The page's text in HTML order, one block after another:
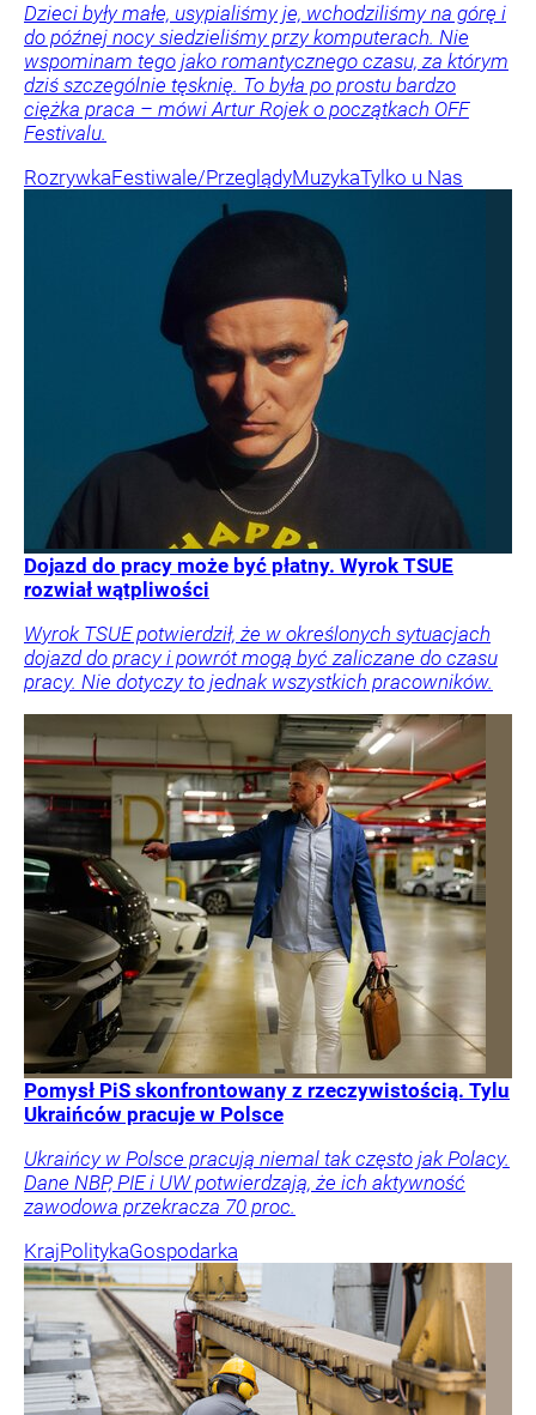
Dzieci były małe, usypialiśmy je, wchodziliśmy na górę i
do późnej nocy siedzieliśmy przy komputerach. Nie
wspominam tego jako romantycznego czasu, za którym
dziś szczególnie tęsknię. To była po prostu bardzo
ciężka praca – mówi Artur Rojek o początkach OFF
Festivalu.
RozrywkaFestiwale/PrzeglądyMuzykaTylko u Nas
Dojazd do pracy może być płatny. Wyrok TSUE
rozwiał wątpliwości
Wyrok TSUE potwierdził, że w określonych sytuacjach
dojazd do pracy i powrót mogą być zaliczane do czasu
pracy. Nie dotyczy to jednak wszystkich pracowników.
Pomysł PiS skonfrontowany z rzeczywistością. Tylu
Ukraińców pracuje w Polsce
Ukraińcy w Polsce pracują niemal tak często jak Polacy.
Dane NBP, PIE i UW potwierdzają, że ich aktywność
zawodowa przekracza 70 proc.
KrajPolitykaGospodarka